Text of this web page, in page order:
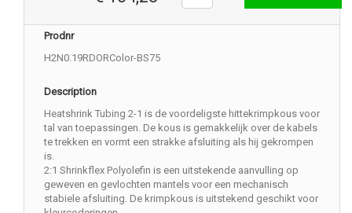
Prodnr
H2N0.19RDORColor-BS75
Description
Heatshrink Tubing 2-1 is de voordeligste hittekrimpkous voor
tal van toepassingen. De kous is gemakkelijk over de kabels
te trekken en vormt een strakke afsluiting als hij gekrompen
is.
2:1 Shrinkflex Polyolefin is een uitstekende aanvulling op
geweven en gevlochten mantels voor een mechanisch
stabiele afsluiting. De krimpkous is uitstekend geschikt voor